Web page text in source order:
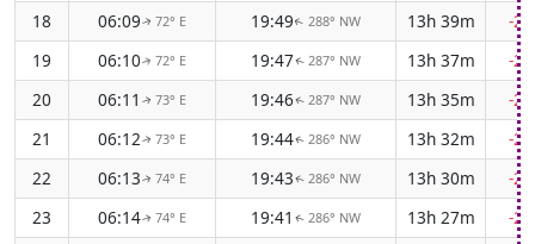
18
06:09↑72° E 19:49↑ 288° NW 13h 39m
-
19
06:10↑72° E 19:47↑ 287° NW 13h 37m
-
20
06:11 ↑73° E 19:46↑ 287° NW 13h 35m
-
21
06:12↑73° E 19:44↑ 286° NW 13h 32m
-
22
06:13↑ 74° E 19:43↑ 286° NW 13h 30m
-
23
06:14↑ 74° E 19:41 ↑ 286° NW 13h 27m
-